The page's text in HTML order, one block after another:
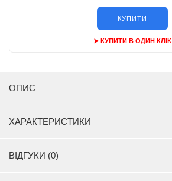
КУПИТИ
➤ КУПИТИ В ОДИН КЛІК
ОПИС
ХАРАКТЕРИСТИКИ
ВІДГУКИ (0)